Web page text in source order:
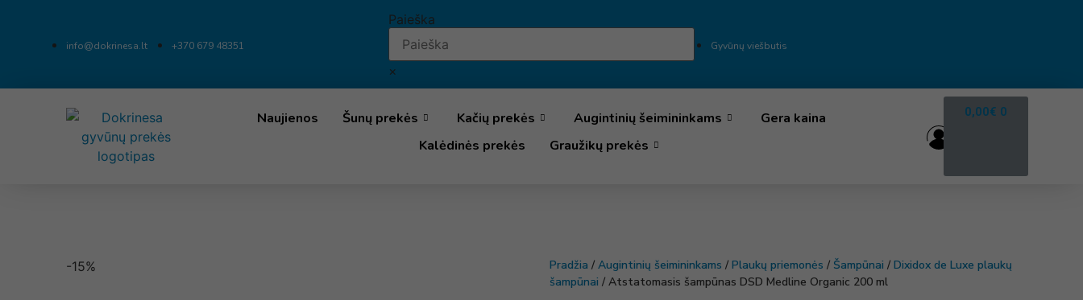
info@dokrinesa.lt +370 679 48351
Paieška
×
Gyvūnų viešbutis
Naujienos Šunų prekės Kačių prekės Augintinių šeimininkams
Gera kaina
Kalėdinės prekės
Graužikų prekės
0,00€ 0
-15% Pradžia / Augintinių šeimininkams / Plaukų priemonės / Šampūnai / Dixidox de Luxe plaukų
šampūnai / Atstatomasis šampūnas DSD Medline Organic 200 ml